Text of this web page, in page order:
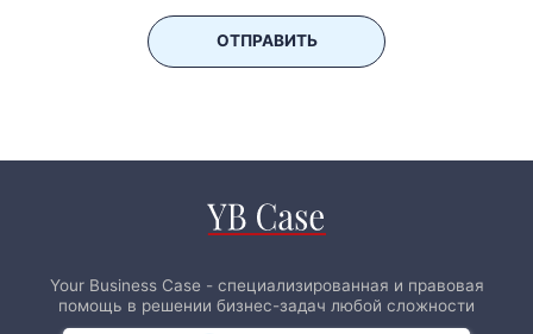
ОТПРАВИТЬ
Your Business Case - специализированная и правовая
помощь в решении бизнес-задач любой сложности